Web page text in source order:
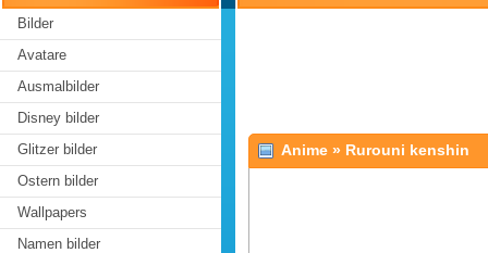
Bilder
Avatare
Ausmalbilder
Disney bilder
Glitzer bilder
Ostern bilder
Wallpapers
Namen bilder
Anime » Rurouni kenshin